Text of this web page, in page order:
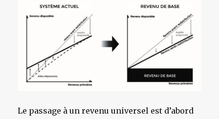
Le passage à un revenu universel est d’abord